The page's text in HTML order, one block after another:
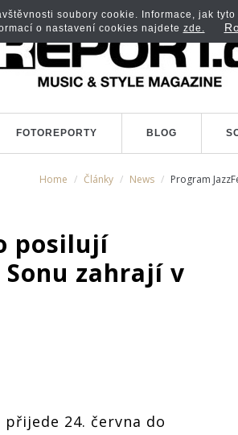
FOTOREPORTY BLOG
Home Články News Program
posilují
Sonu zahrají v
24. června do
soubory cookie. Informace, jak
o nastavení cookies najdete zde.